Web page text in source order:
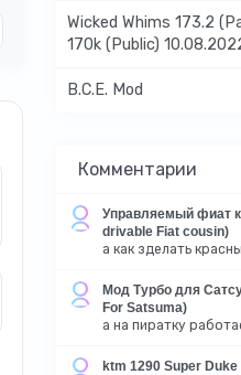
Wicked Whims 173.2
170k (Public)
B.C.E. Mod
Комментарии
Управляемый фиат
drivable Fiat cousin)
а как зделать
Мод Турбо для
For Satsuma)
а на пиратку
ktm 1290 Super Duke